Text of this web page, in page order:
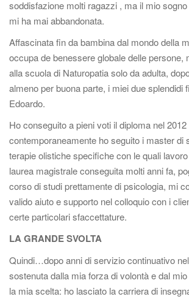
soddisfazione molti ragazzi , ma il mio
mi ha mai abbandonata.
Affascinata fin da bambina dal mondo della
occupa de benessere globale delle persone,
alla scuola di Naturopatia solo da adulta,
almeno per buona parte, i miei due splendidi
Edoardo.
Ho conseguito a pieni voti il diploma nel 2012
contemporaneamente ho seguito i master di
terapie olistiche specifiche con le quali
laurea magistrale conseguita molti anni fa,
corso di studi prettamente di psicologia, mi
valido aiuto e supporto nel colloquio con i
certe particolari sfaccettature.
LA GRANDE SVOLTA
Quindi…dopo anni di servizio continuativo
sostenuta dalla mia forza di volontà e dal
la mia scelta: ho lasciato la carriera di